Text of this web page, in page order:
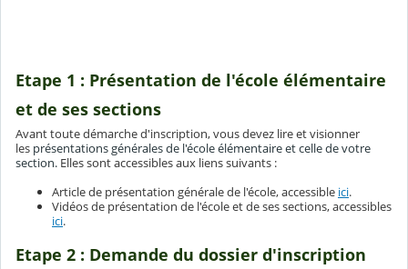
Etape 1 : Présentation de l'école élémentaire
et de ses sections
Avant toute démarche d'inscription, vous devez lire et visionner
les présentations générales de l'école élémentaire et celle de votre
section. Elles sont accessibles aux liens suivants :
Article de présentation générale de l'école, accessible ici.
Vidéos de présentation de l'école et de ses sections, accessibles
ici.
Etape 2 : Demande du dossier d'inscription